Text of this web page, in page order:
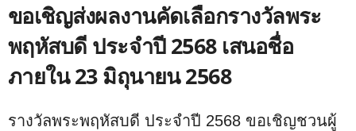
ขอเชิญส่งผลงานคัดเลือกรางวัลพระ
พฤหัสบดี ประจำปี 2568 เสนอชื่อ
ภายใน 23 มิถุนายน 2568
รางวัลพระพฤหัสบดี ประจำปี 2568 ขอเชิญชวนผู้